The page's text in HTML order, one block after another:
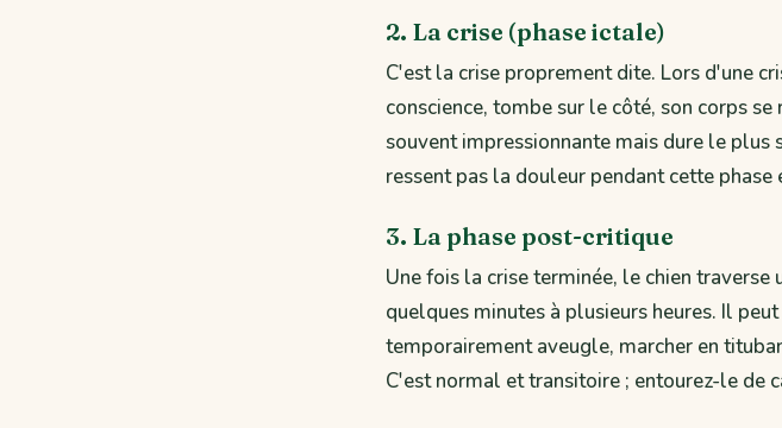
2. La crise (phase ictale)
C'est la crise proprement dite. Lors d'une
conscience, tombe sur le côté, son corps
souvent impressionnante mais dure le plus
ressent pas la douleur pendant cette
3. La phase post-critique
Une fois la crise terminée, le chien
quelques minutes à plusieurs heures. Il
temporairement aveugle, marcher en
C'est normal et transitoire ; entourez-le de